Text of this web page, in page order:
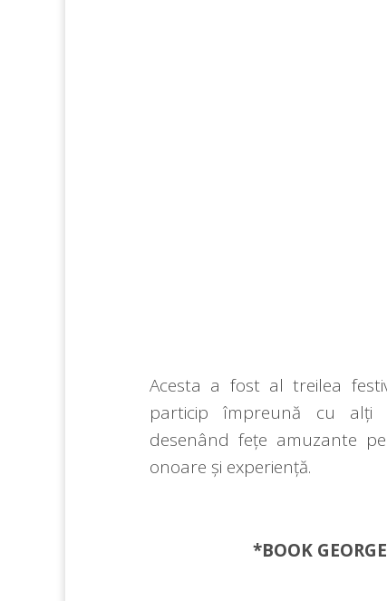
Acesta a fost al treilea
particip împreună cu alți
desenând fețe amuzante
onoare și experiență.
*BOOK GEORGE